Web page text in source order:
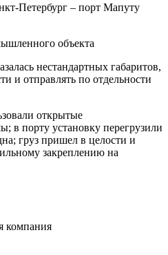
Петербург – порт Мапуту
объекта
нестандартных габаритов,
и отправлять по отдельности
открытые
в порту установку перегрузили
груз пришел в целости и
закреплению на
компания